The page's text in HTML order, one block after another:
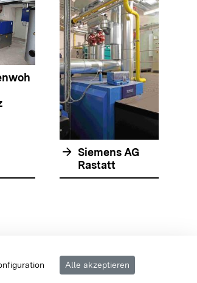
arrow_forward Siemens AG
Rastatt
Impressum
Alle akzeptieren